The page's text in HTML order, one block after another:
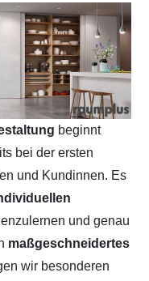
beginnt
bei der ersten
und Kundinnen. Es
und genau
maßgeschneidertes
wir besonderen